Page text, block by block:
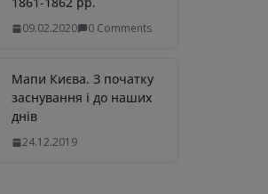
09.02.2020 0 Comments
Мапи Києва. З початку
заснування і до наших
днів
24.12.2019